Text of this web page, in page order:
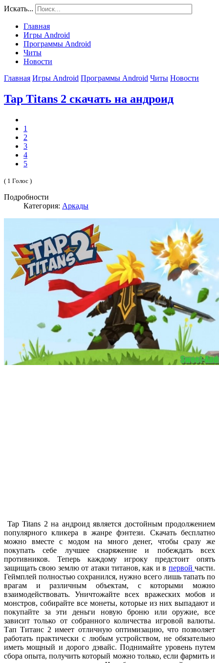
Искать...
Главная
Игры Android
Программы Android
Читы
Новости
Главная Игры Android Программы Android Читы Новости
Tap Titans 2 скачать на андроид
1
2
3
4
5
( 1 Голос )
Подробности
Категория: Аркады
Tap Titans 2 на андроид является достойным продолжением
популярного кликера в жанре фэнтези. Скачать бесплатно
можно вместе с модом на много денег, чтобы сразу же
покупать себе лучшее снаряжение и побеждать всех
противников. Теперь каждому игроку предстоит опять
защищать свою землю от атаки титанов, как и в первойчасти.
Геймплей полностью сохранился, нужно всего лишь тапать по
врагам и различным объектам, с которыми можно
взаимодействовать. Уничтожайте всех вражеских мобов и
монстров, собирайте все монеты, которые из них выпадают и
покупайте за эти деньги новую броню или оружие, все
зависит только от собранного количества игровой валюты.
Тап Титанс 2 имеет отличную оптимизацию, что позволяет
работать практически с любым устройством, не обязательно
иметь мощный и дорого дэвайс. Поднимайте уровень путем
сбора опыта, получить который можно только, если фармить и